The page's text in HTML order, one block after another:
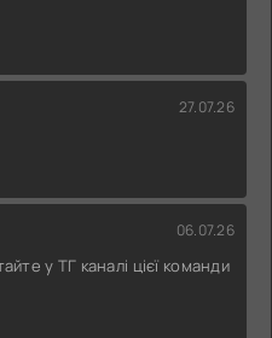
27.07.26
06.07.26
у ТГ каналі цієї команди